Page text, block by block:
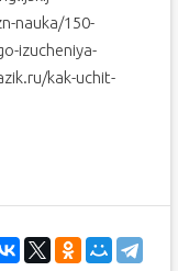
nauka/150-
izucheniya-
kak-uchit-